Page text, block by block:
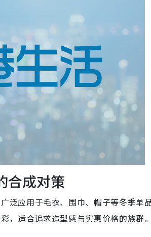
合成对策
泛应用于毛衣、围巾、帽子等冬季单
，适合追求造型感与实惠价格的族群